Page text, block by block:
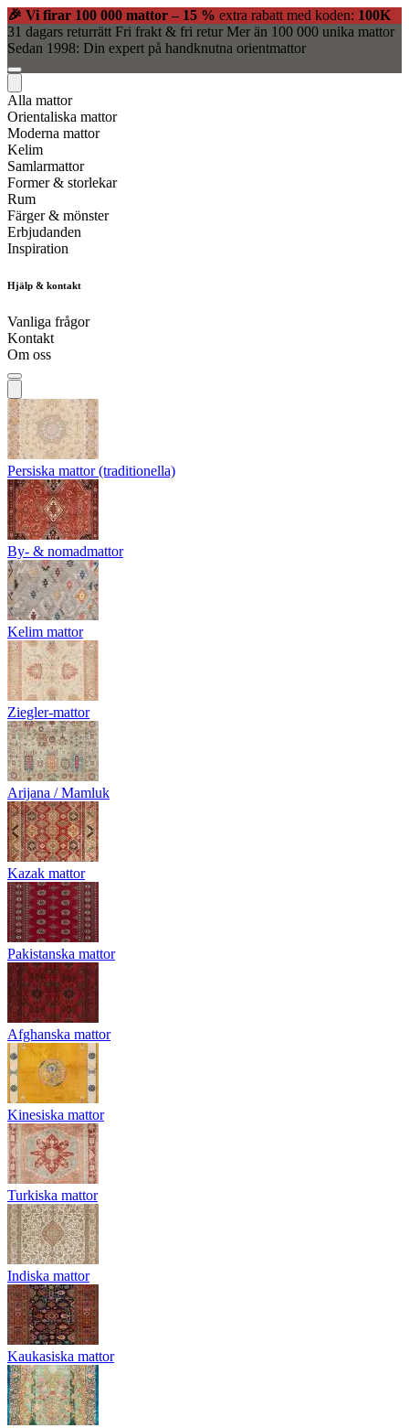
🎉 Vi firar 100 000 mattor – 15 % extra rabatt med koden: 100K
31 dagars returrätt Fri frakt & fri retur Mer än 100 000 unika mattor
Sedan 1998: Din expert på handknutna orientmattor
Alla mattor
Orientaliska mattor
Moderna mattor
Kelim
Samlarmattor
Former & storlekar
Rum
Färger & mönster
Erbjudanden
Inspiration
Hjälp & kontakt
Vanliga frågor
Kontakt
Om oss
Persiska mattor (traditionella)
By- & nomadmattor
Kelim mattor
Ziegler-mattor
Arijana / Mamluk
Kazak mattor
Pakistanska mattor
Afghanska mattor
Kinesiska mattor
Turkiska mattor
Indiska mattor
Kaukasiska mattor